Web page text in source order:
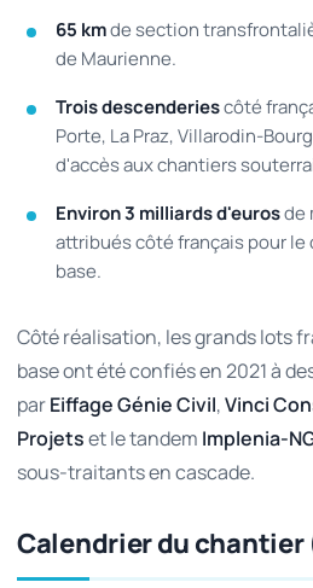
65 kmde section
de Maurienne.
Trois descenderiescôté
Porte, La Praz, Villarodin-
d'accès aux chantiers
Environ 3 milliards d'eurosde
attribués côté français pour
base.
Côté réalisation, les grands lots
base ont été confiés en 2021 à
parEiffage Génie Civil,Vinci
Projetset le tandem Implenia-
sous-traitants en cascade.
Calendrier du chantier